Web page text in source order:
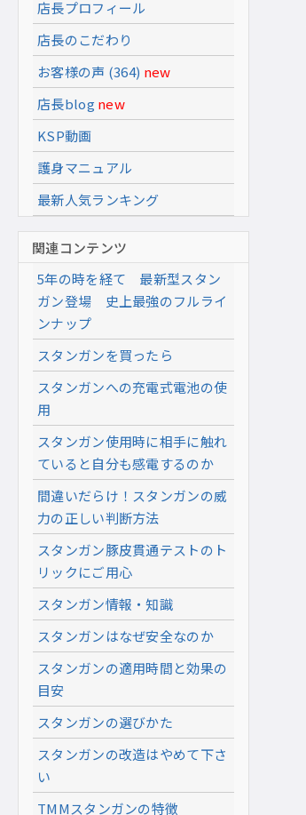
店長プロフィール
店長のこだわり
お客様の声 (364) new
店長blog new
KSP動画
護身マニュアル
最新人気ランキング
関連コンテンツ
5年の時を経て 最新型スタン
ガン登場 史上最強のフルライ
ンナップ
スタンガンを買ったら
スタンガンへの充電式電池の使
用
スタンガン使用時に相手に触れ
ていると自分も感電するのか
間違いだらけ！スタンガンの威
力の正しい判断方法
スタンガン豚皮貫通テストのト
リックにご用心
スタンガン情報・知識
スタンガンはなぜ安全なのか
スタンガンの適用時間と効果の
目安
スタンガンの選びかた
スタンガンの改造はやめて下さ
い
TMMスタンガンの特徴